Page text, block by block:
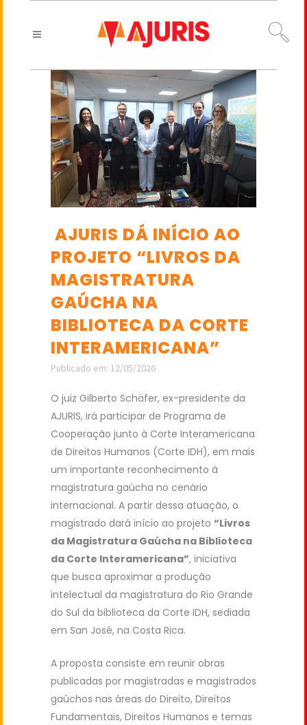
AJURIS DÁ INÍCIO AO
PROJETO “LIVROS DA
MAGISTRATURA
GAÚCHA NA
BIBLIOTECA DA CORTE
INTERAMERICANA”
Publicado em: 12/05/2026
O juiz Gilberto Schäfer, ex-presidente da
AJURIS, irá participar de Programa de
Cooperação junto à Corte Interamericana
de Direitos Humanos (Corte IDH), em mais
um importante reconhecimento à
magistratura gaúcha no cenário
internacional. A partir dessa atuação, o
magistrado dará início ao projeto “Livros
da Magistratura Gaúcha na Biblioteca
da Corte Interamericana”, iniciativa
que busca aproximar a produção
intelectual da magistratura do Rio Grande
do Sul da biblioteca da Corte IDH, sediada
em San José, na Costa Rica.
A proposta consiste em reunir obras
publicadas por magistradas e magistrados
gaúchos nas áreas do Direito, Direitos
Fundamentais, Direitos Humanos e temas